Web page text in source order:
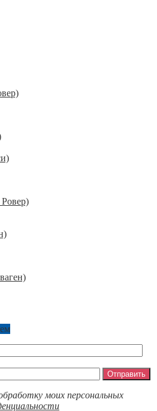
моих персональных